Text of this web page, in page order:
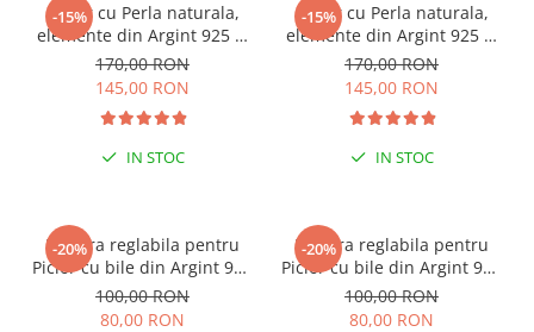
-15%
Colier cu Perla naturala,
elemente din Argint 925 si
margele Miyuki, multicolor
170,00 RON
145,00 RON
IN STOC
-15%
Colier cu Perla naturala,
elemente din Argint 925 si
margele Miyuki, verde/kiwi
170,00 RON
145,00 RON
IN STOC
-20%
Bratara reglabila pentru
Picior cu bile din Argint 925
si margele Miyuki rosii
100,00 RON
80,00 RON
-20%
Bratara reglabila pentru
Picior cu bile din Argint 925
si margele Miyuki verzi
100,00 RON
80,00 RON